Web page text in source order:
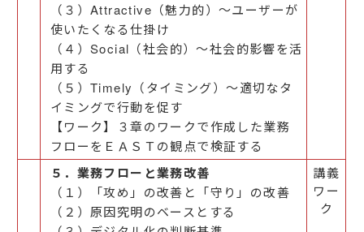
（３）Attractive（魅力的）～ユーザーが
使いたくなる仕掛け
（４）Social（社会的）～社会的影響を活
用する
（５）Timely（タイミング）～適切なタ
イミングで行動を促す
【ワーク】３章のワークで作成した業務
フローをＥＡＳＴの観点で検証する
５．業務フローと業務改善
（１）「攻め」の改善と「守り」の改善
（２）原因究明のベースとする
講義
ワー
ク